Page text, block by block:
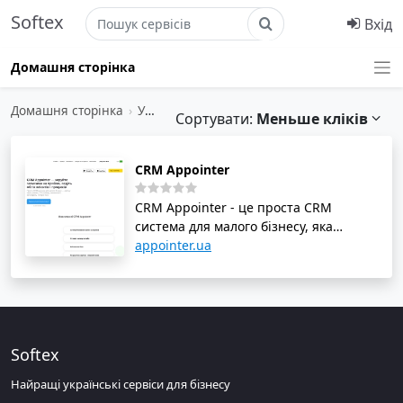
Softex Вхід
Домашня сторінка
Домашня сторінка › Управління клієнтами Планування
Сортувати: Меньше кліків
CRM Appointer
CRM Appointer - це проста CRM
система для малого бізнесу, яка
допомагає керувати записами на
продажів. Сервіс призначений для
вести клієнтську базу, розраховувати
зарплати співробітників та облік
appointer.ua
Softex
Найращі українські сервіси для бізнесу